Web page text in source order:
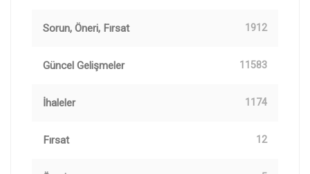
Sorun, Öneri, Fırsat 1912
Güncel Gelişmeler 11583
İhaleler 1174
Fırsat 12